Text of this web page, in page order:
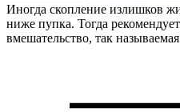
Иногда скопление излишков
ниже пупка. Тогда
вмешательство, так